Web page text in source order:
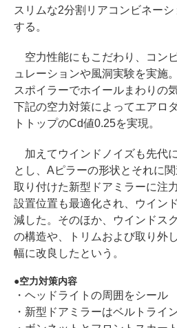
スリムな2分割リアコンビネー
する。
空力性能にもこだわり、コン
ュレーションや風洞実験を実施
スポイラーでホイールまわりの
下記の空力対策によってエアロ
トトップのCd値0.25を実現。
加えてウインドノイズも先代
とし、Aピラーの形状とそれに
取り付けた新型ドアミラーに注
設置位置も最適化され、ウイン
減した。そのほか、ウインドス
の構造や、トリムおよび取り外
幅に改良したという。
空力対策内容
・ヘッドライトの周囲をシール
・新型ドアミラーはベルトライ